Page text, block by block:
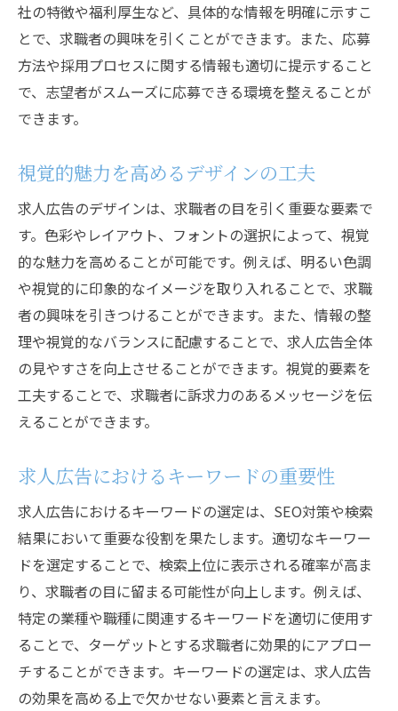
高いエンゲージメントを生んだ広告の特徴
業界別の効果的な求人広告の事例
求職者のフィードバックを活用した改善例
広告掲載後の効果測定とフィードバックの
求人広告でエンゲージメントを高めるためのテ
クニック
インタラクティブコンテンツの導入方法
ソーシャルメディアを活用したエンゲージ
メント戦略
求職者とのコミュニケーションを促進する
ツール
モバイル最適化の重要性と実践方法
効果的なCTA（Call to Action）の設計
効果的な求人広告で優れた人材を確保する方法
ターゲット求職者に合わせた広告戦略の立
案
応募者追跡システム（ATS）の活用メリット
リファラル採用と求人広告の連携方法
広告掲載タイミングの最適化
データ分析による広告効果の最大化
社の特徴や福利厚生など、具体的な情報を明確に示すこ
とで、求職者の興味を引くことができます。また、応募
方法や採用プロセスに関する情報も適切に提示すること
で、志望者がスムーズに応募できる環境を整えることが
できます。
視覚的魅力を高めるデザインの工夫
求人広告のデザインは、求職者の目を引く重要な要素で
す。色彩やレイアウト、フォントの選択によって、視覚
的な魅力を高めることが可能です。例えば、明るい色調
や視覚的に印象的なイメージを取り入れることで、求職
者の興味を引きつけることができます。また、情報の整
理や視覚的なバランスに配慮することで、求人広告全体
の見やすさを向上させることができます。視覚的要素を
工夫することで、求職者に訴求力のあるメッセージを伝
えることができます。
求人広告におけるキーワードの重要性
求人広告におけるキーワードの選定は、SEO対策や検索
結果において重要な役割を果たします。適切なキーワー
ドを選定することで、検索上位に表示される確率が高ま
り、求職者の目に留まる可能性が向上します。例えば、
特定の業種や職種に関連するキーワードを適切に使用す
ることで、ターゲットとする求職者に効果的にアプロー
チすることができます。キーワードの選定は、求人広告
の効果を高める上で欠かせない要素と言えます。